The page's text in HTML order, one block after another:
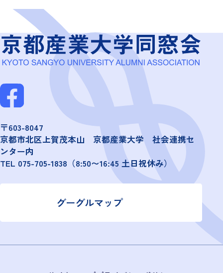
〒603-8047
京都市北区上賀茂本山 京都産業大学 社会連携セ
ンター内
TEL 075-705-1838 （8:50〜16:45 土日祝休み）
グーグルマップ